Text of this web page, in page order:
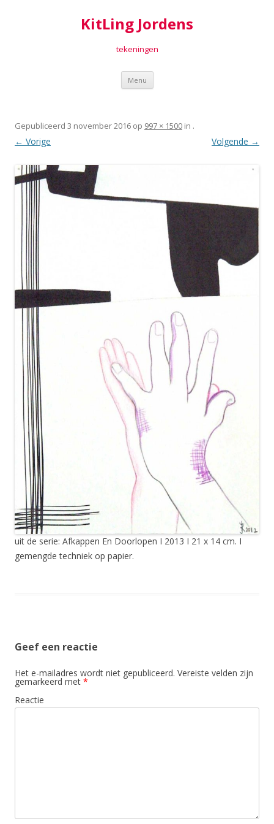
KitLing Jordens
tekeningen
Menu Spring
inhoud
Gepubliceerd 3 november 2016 op 997 × 1500 in .
← Vorige Volgende →
uit de serie: Afkappen En Doorlopen I 2013 I 21 x 14 cm. I
gemengde techniek op papier.
Geef een reactie
Het e-mailadres wordt niet gepubliceerd. Vereiste velden zijn
gemarkeerd met *
Reactie